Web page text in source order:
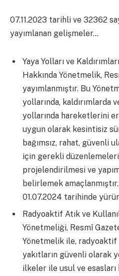
07.11.2023 tarihli ve 32362
yayımlanan gelişmeler…
Yaya Yolları ve
Hakkında Yönetmelik,
yayımlanmıştır. Bu
yollarında, kaldırımlarda
yollarında hareketlerini
uygun olarak kesintisiz
bağımsız, rahat, güvenli
için gerekli
projelendirilmesi ve
belirlemek
01.07.2024 tarihinde
Radyoaktif Atık ve
Yönetmeliği, Resmî
Yönetmelik ile, radyoaktif
yakıtların güvenli olarak
ilkeler ile usul ve